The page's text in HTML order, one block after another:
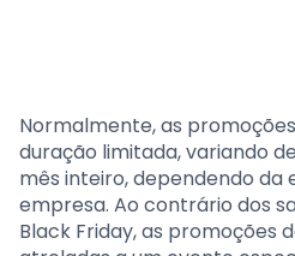
Normalmente, as
duração limitada, variando
mês inteiro, dependendo
empresa. Ao contrário dos
Black Friday, as promoções